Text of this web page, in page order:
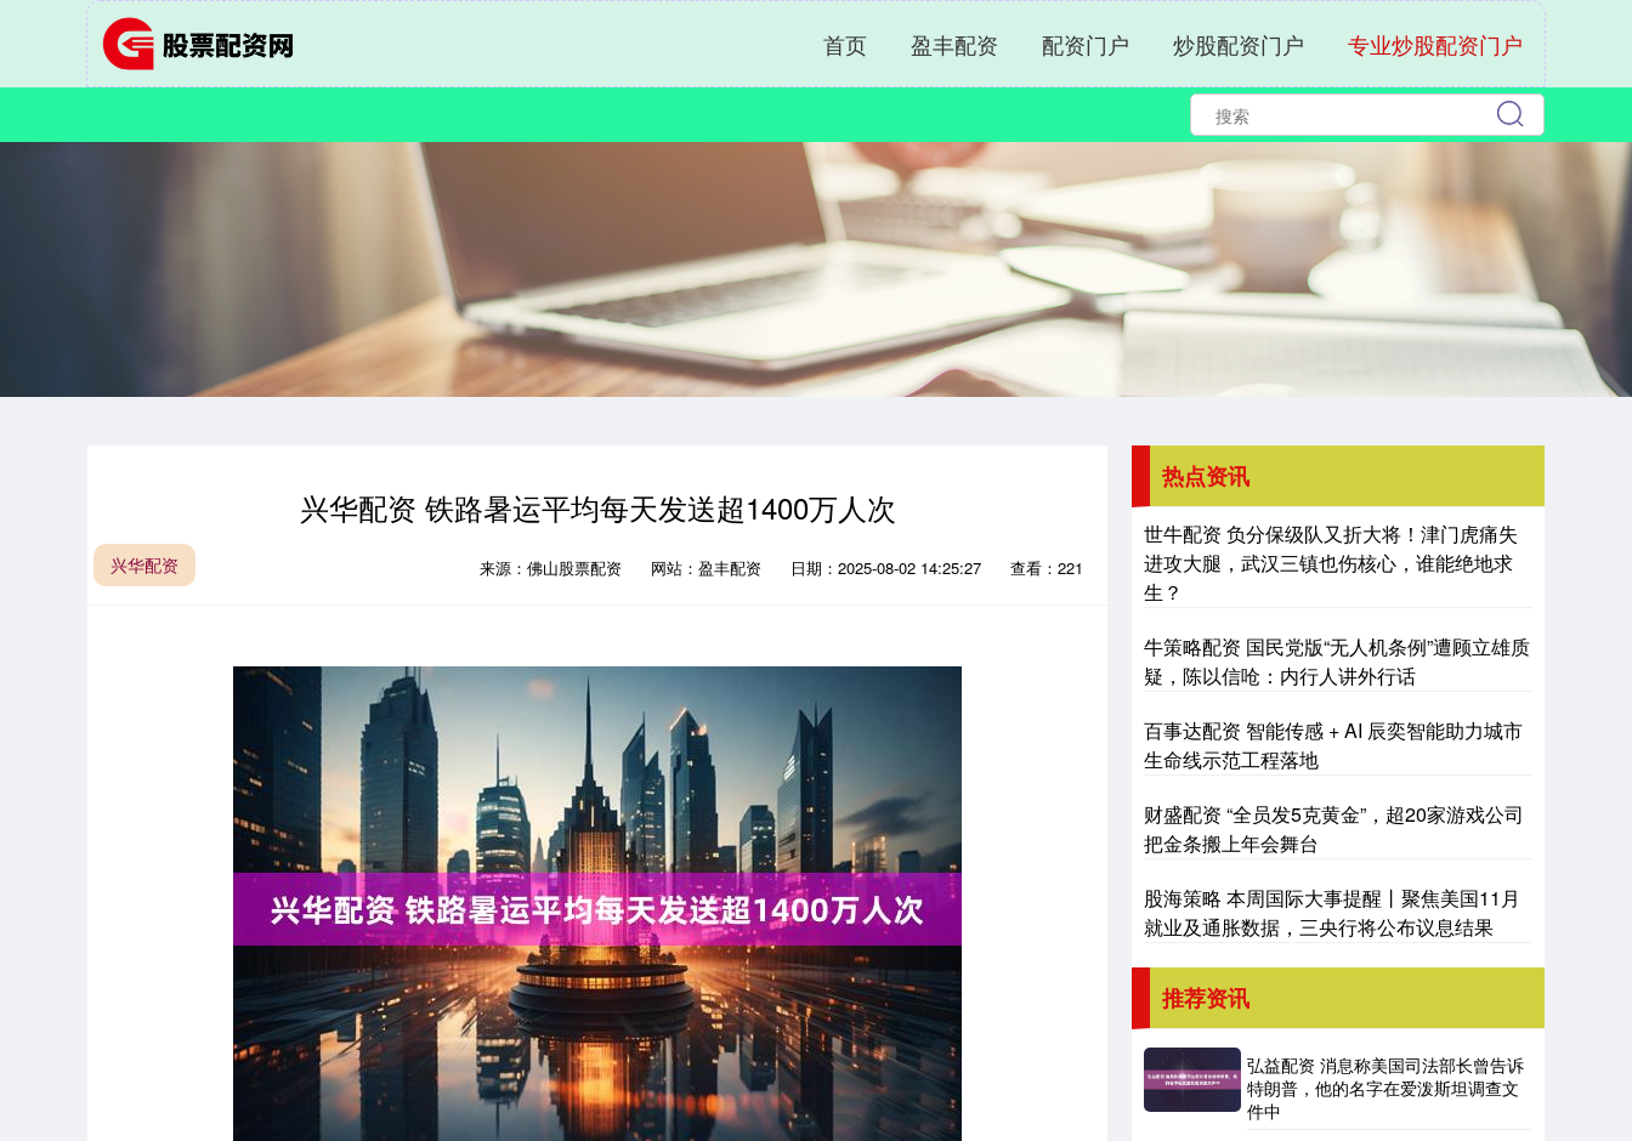
首页 盈丰配资 配资门户 炒股配资门户 专业炒股配资门户
兴华配资 铁路暑运平均每天发送超1400万人次
兴华配资 来源：佛山股票配资 网站：盈丰配资 日期：2025-08-02 14:25:27 查看：221
热点资讯
世牛配资 负分保级队又折大将！津门虎痛失
进攻大腿，武汉三镇也伤核心，谁能绝地求
生？
牛策略配资 国民党版“无人机条例”遭顾立雄质
疑，陈以信呛：内行人讲外行话
百事达配资 智能传感 + AI 辰奕智能助力城市
生命线示范工程落地
财盛配资 “全员发5克黄金”，超20家游戏公司
把金条搬上年会舞台
股海策略 本周国际大事提醒丨聚焦美国11月
就业及通胀数据，三央行将公布议息结果
推荐资讯
弘益配资 消息称美国司法部长曾告诉
特朗普，他的名字在爱泼斯坦调查文
件中